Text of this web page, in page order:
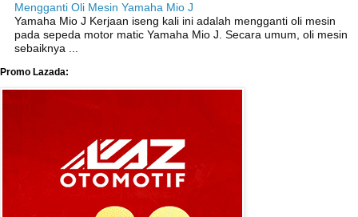
Mengganti Oli Mesin Yamaha Mio J
Yamaha Mio J Kerjaan iseng kali ini adalah mengganti oli mesin
pada sepeda motor matic Yamaha Mio J. Secara umum, oli mesin
sebaiknya ...
Promo Lazada: